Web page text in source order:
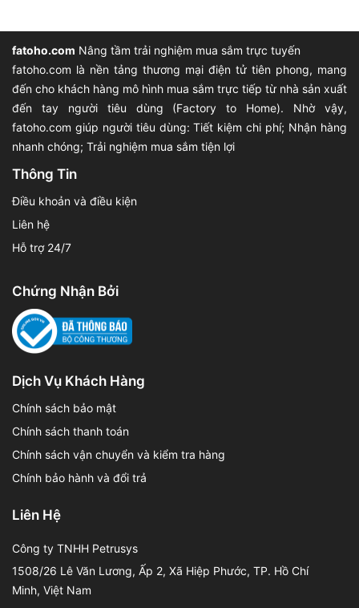
fatoho.com Nâng tầm trải nghiệm mua sắm trực tuyến
fatoho.com là nền tảng thương mại điện tử tiên phong, mang
đến cho khách hàng mô hình mua sắm trực tiếp từ nhà sản xuất
đến tay người tiêu dùng (Factory to Home). Nhờ vậy,
fatoho.com giúp người tiêu dùng: Tiết kiệm chi phí; Nhận hàng
nhanh chóng; Trải nghiệm mua sắm tiện lợi
Thông Tin
Điều khoản và điều kiện
Liên hệ
Hỗ trợ 24/7
Chứng Nhận Bởi
Dịch Vụ Khách Hàng
Chính sách bảo mật
Chính sách thanh toán
Chính sách vận chuyển và kiểm tra hàng
Chính bảo hành và đổi trả
Liên Hệ
Công ty TNHH Petrusys
1508/26 Lê Văn Lương, Ấp 2, Xã Hiệp Phước, TP. Hồ Chí
Minh, Việt Nam